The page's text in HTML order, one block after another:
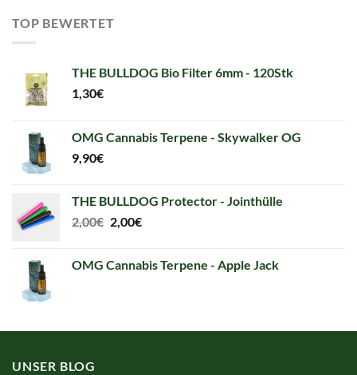
TOP BEWERTET
THE BULLDOG Bio Filter 6mm - 120Stk
1,30€
OMG Cannabis Terpene - Skywalker OG
9,90€
THE BULLDOG Protector - Jointhülle
2,00€ Original
2,00€.
2,00€Current
2,00€.
OMG Cannabis Terpene - Apple Jack
UNSER BLOG